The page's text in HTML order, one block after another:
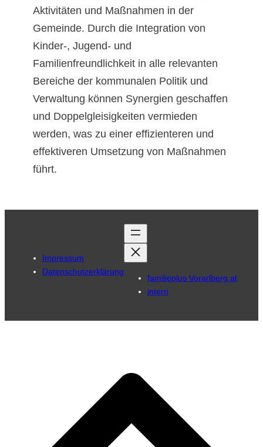
Aktivitäten und Maßnahmen in der
Gemeinde. Durch die Integration von
Kinder-, Jugend- und
Familienfreundlichkeit in alle relevanten
Bereiche der kommunalen Politik und
Verwaltung können Synergien geschaffen
und Doppelgleisigkeiten vermieden
werden, was zu einer effizienteren und
effektiveren Umsetzung von Maßnahmen
führt.
Impressum
Datenschutzerklärung
familieplus Vorarlberg.at
intern